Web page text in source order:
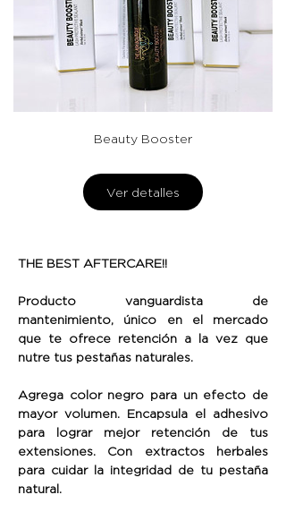
Beauty Booster
Ver detalles
THE BEST AFTERCARE!!
Producto vanguardista de
mantenimiento, único en el mercado
que te ofrece retención a la vez que
nutre tus pestañas naturales.
Agrega color negro para un efecto de
mayor volumen. Encapsula el adhesivo
para lograr mejor retención de tus
extensiones. Con extractos herbales
para cuidar la integridad de tu pestaña
natural.